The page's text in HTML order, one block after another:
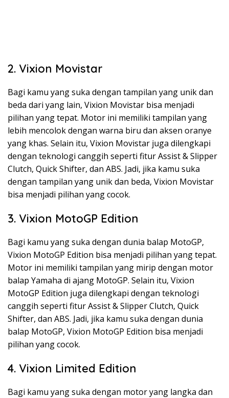
2. Vixion Movistar
Bagi kamu yang suka dengan tampilan yang unik dan
beda dari yang lain, Vixion Movistar bisa menjadi
pilihan yang tepat. Motor ini memiliki tampilan yang
lebih mencolok dengan warna biru dan aksen oranye
yang khas. Selain itu, Vixion Movistar juga dilengkapi
dengan teknologi canggih seperti fitur Assist & Slipper
Clutch, Quick Shifter, dan ABS. Jadi, jika kamu suka
dengan tampilan yang unik dan beda, Vixion Movistar
bisa menjadi pilihan yang cocok.
3. Vixion MotoGP Edition
Bagi kamu yang suka dengan dunia balap MotoGP,
Vixion MotoGP Edition bisa menjadi pilihan yang tepat.
Motor ini memiliki tampilan yang mirip dengan motor
balap Yamaha di ajang MotoGP. Selain itu, Vixion
MotoGP Edition juga dilengkapi dengan teknologi
canggih seperti fitur Assist & Slipper Clutch, Quick
Shifter, dan ABS. Jadi, jika kamu suka dengan dunia
balap MotoGP, Vixion MotoGP Edition bisa menjadi
pilihan yang cocok.
4. Vixion Limited Edition
Bagi kamu yang suka dengan motor yang langka dan